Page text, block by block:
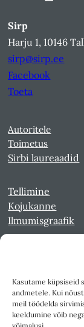
Kasutame küpsiseid
andmetele. Kui
meil töödelda
keeldumine võib
Sirp
Harju 1, 10146
sirp@sirp.ee
Facebook
Toeta
Autoritele
Toimetus
Sirbi laureaadid
Tellimine
Kojukanne
Ilmumisgraafik
Kultuurileht
Reede 1989-1990
Sirp ja Vasar